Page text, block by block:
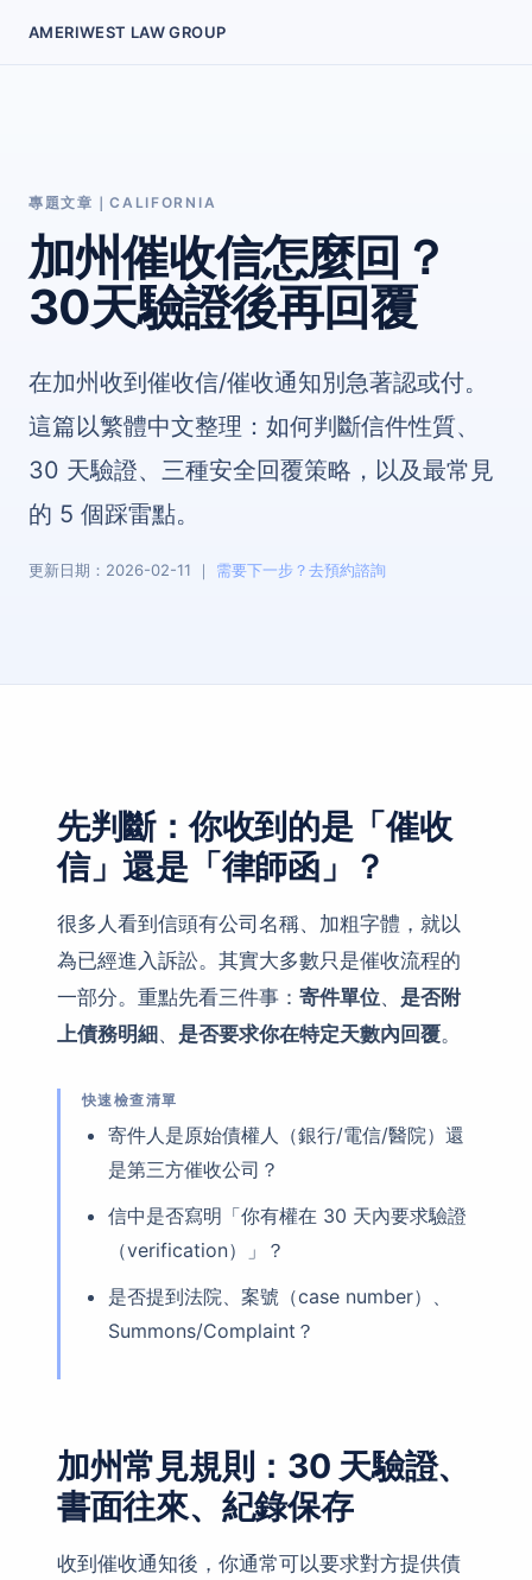
AMERIWEST LAW GROUP
專題文章｜CALIFORNIA
加州催收信怎麼回？
30天驗證後再回覆
在加州收到催收信/催收通知別急著認或付。
這篇以繁體中文整理：如何判斷信件性質、
30 天驗證、三種安全回覆策略，以及最常見
的 5 個踩雷點。
更新日期：2026-02-11 ｜ 需要下一步？去預約諮詢
先判斷：你收到的是「催收
信」還是「律師函」？
很多人看到信頭有公司名稱、加粗字體，就以
為已經進入訴訟。其實大多數只是催收流程的
一部分。重點先看三件事： 寄件單位、 是否附
上債務明細、 是否要求你在特定天數內回覆。
快速檢查清單
寄件人是原始債權人（銀行/電信/醫院）還
是第三方催收公司？
信中是否寫明「你有權在 30 天內要求驗證
（verification）」？
是否提到法院、案號（case number）、
Summons/Complaint？
加州常見規則：30 天驗證、
書面往來、紀錄保存
收到催收通知後，你通常可以要求對方提供債